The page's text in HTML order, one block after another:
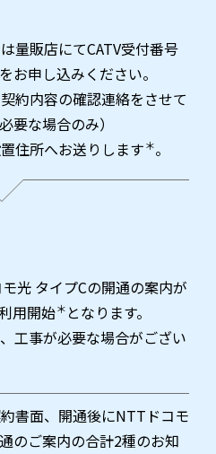
量販店にてCATV受付番号
お申し込みください。
約内容の確認連絡をさせて
要な場合のみ）
住所へお送りします＊。
光 タイプCの開通の案内が
用開始＊ となります。
工事が必要な場合がござい
書面、開通後にNTTドコモ
のご案内の合計2種のお知